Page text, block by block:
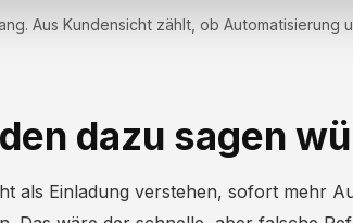
Aus Kundensicht zählt, ob Automatisierung
dazu sagen
als Einladung verstehen, sofort mehr